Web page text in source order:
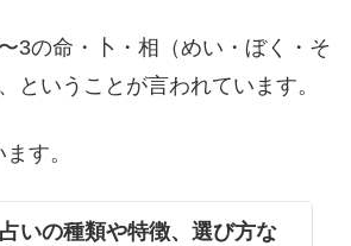
3の命・卜・相（めい・ぼく・そ
ということが言われています。
す。
いの種類や特徴、選び方な